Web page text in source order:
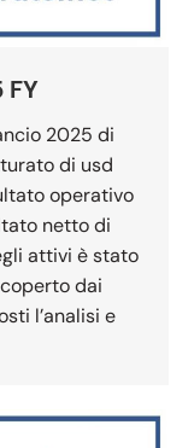
2025 di
di usd
operativo
netto di
attivi è stato
coperto dai
l’analisi e